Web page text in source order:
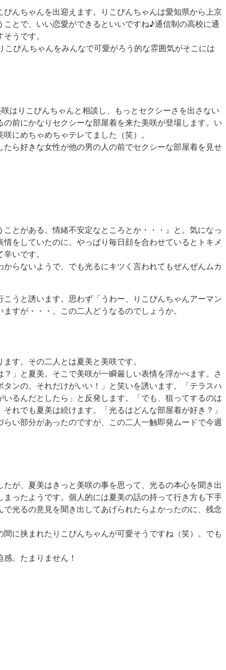
んちゃんを出迎えます。りこぴんちゃんは愛知県から上京
ことで、いい恋愛ができるといいですね♪通信制の高校に通
うです。
ぴんちゃんをみんなで可愛がろう的な雰囲気がそこには
はりこぴんちゃんと相談し、もっとセクシーさを出さない
前にかなりセクシーな部屋着を来た美咲が登場します。い
にめちゃめちゃテレてました（笑）。
ら好きな女性が他の男の人の前でセクシーな部屋着を見せ
とがある。情緒不安定なところとか・・・』 と。気になっ
をしていたのに。やっぱり毎日顔を合わせているとトキメ
いです。
らないようで、でも光るにキツく言われてもぜんぜんムカ
こうと誘います。思わず 「うわー、りこぴんちゃんアーマン
すが・・・。この二人どうなるのでしょうか。
ます。その二人とは夏美と美咲です。
」と夏美。そこで美咲が一瞬厳しい表情を浮かべます。さ
ンの。それだけがいい！」と笑いを誘います。「テラスハ
るんだとしたら」と反発します。「でも、狙ってするのは
れでも夏美は続けます。「光るはどんな部屋着が好き？」
い部分があったのですが、この二人一触即発ムードで今週
が、夏美はきっと美咲の事を思って、光るの本心を聞き出
ったようです。個人的には夏美の話の持って行き方も下手
光るの意見を聞き出してあげられたらよかったのに、残念
に挟まれたりこぴんちゃんが可愛そうですね（笑）。でも
。たまりません！